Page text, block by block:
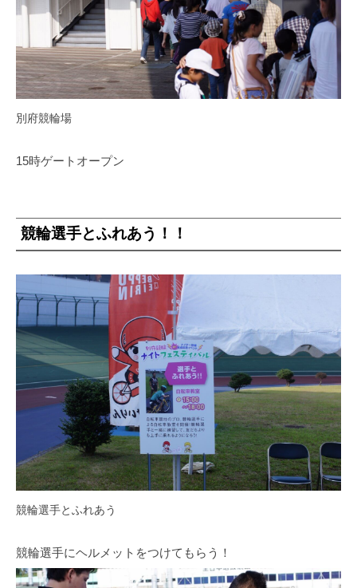
別府競輪場
15時ゲートオープン
競輪選手とふれあう！！
競輪選手とふれあう
競輪選手にヘルメットをつけてもらう！